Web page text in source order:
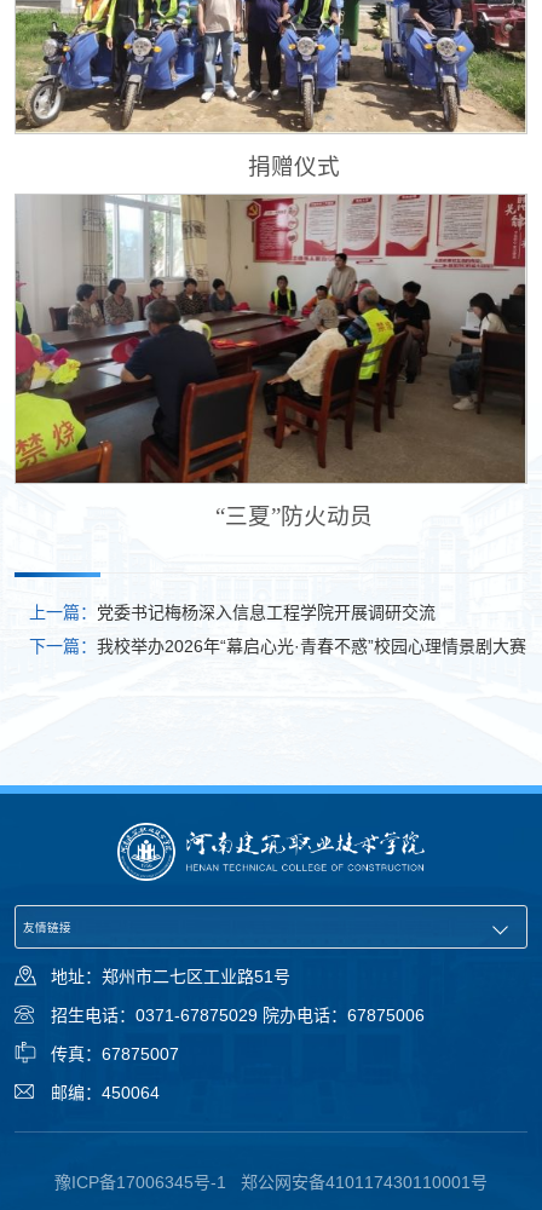
捐赠仪式
“三夏”防火动员
上一篇： 党委书记梅杨深入信息工程学院开展调研交流
下一篇： 我校举办2026年“幕启心光·青春不惑”校园心理情景剧大赛
地址：郑州市二七区工业路51号
招生电话：0371-67875029 院办电话：67875006
传真：67875007
邮编：450064
豫ICP备17006345号-1 郑公网安备410117430110001号